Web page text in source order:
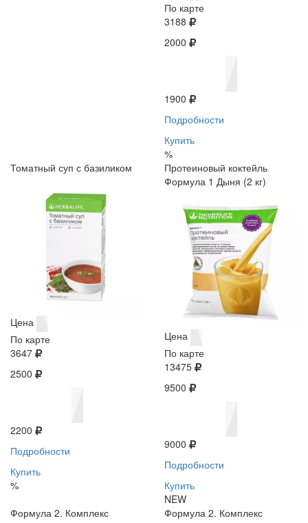
По карте
3188
2000
1900
Подробности
Купить
%
Томатный суп с базиликом
Цена
По карте
3647
2500
2200
Подробности
Купить
%
Протеиновый коктейль
Формула 1 Дыня (2 кг)
Цена
По карте
13475
9500
9000
Подробности
Купить
NEW
Формула 2. Комплекс
Формула 2. Комплекс